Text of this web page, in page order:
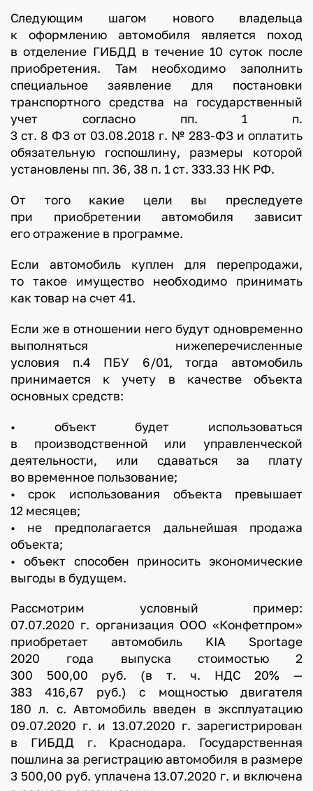
Следующим шагом нового владельца
к оформлению автомобиля является поход
в отделение ГИБДД в течение 10 суток после
приобретения. Там необходимо заполнить
специальное заявление для постановки
транспортного средства на государственный
учет согласно пп. 1 п.
3 ст. 8 ФЗ от 03.08.2018 г. № 283-ФЗ и оплатить
обязательную госпошлину, размеры которой
установлены пп. 36, 38 п. 1 ст. 333.33 НК РФ.
От того какие цели вы преследуете
при приобретении автомобиля зависит
его отражение в программе.
Если автомобиль куплен для перепродажи,
то такое имущество необходимо принимать
как товар на счет 41.
Если же в отношении него будут одновременно
выполняться нижеперечисленные
условия п.4 ПБУ 6/01, тогда автомобиль
принимается к учету в качестве объекта
основных средств:
• объект будет использоваться
в производственной или управленческой
деятельности, или сдаваться за плату
во временное пользование;
• срок использования объекта превышает
12 месяцев;
• не предполагается дальнейшая продажа
объекта;
• объект способен приносить экономические
выгоды в будущем.
Рассмотрим условный пример:
07.07.2020 г. организация ООО «Конфетпром»
приобретает автомобиль KIA Sportage
2020 года выпуска стоимостью 2
300 500,00 руб. (в т. ч. НДС 20% —
383 416,67 руб.) с мощностью двигателя
180 л. с. Автомобиль введен в эксплуатацию
09.07.2020 г. и 13.07.2020 г. зарегистрирован
в ГИБДД г. Краснодара. Государственная
пошлина за регистрацию автомобиля в размере
3 500,00 руб. уплачена 13.07.2020 г. и включена